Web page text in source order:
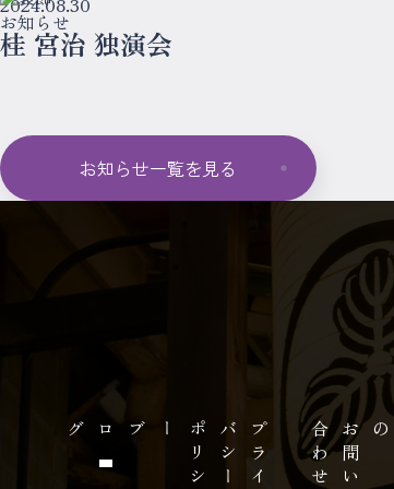
お知らせ
桂 宮治 独演会
お知らせ一覧を見る
の
お
問
い
合
わ
せ
プ
ラ
イ
バ
シ
ー
ポ
リ
シ
ー
ブログ